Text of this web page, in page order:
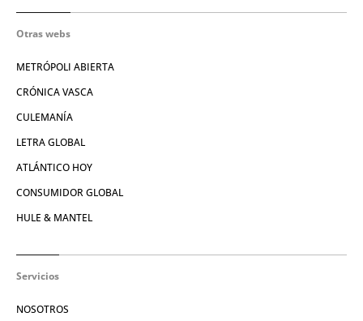
Otras webs
METRÓPOLI ABIERTA
CRÓNICA VASCA
CULEMANÍA
LETRA GLOBAL
ATLÁNTICO HOY
CONSUMIDOR GLOBAL
HULE & MANTEL
Servicios
NOSOTROS